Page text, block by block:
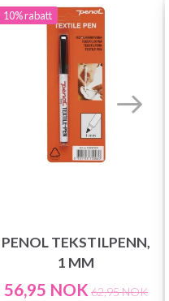
10%rabatt
PENOL TEKSTILPENN,
1 MM
56,95 NOK 62,95 NOK